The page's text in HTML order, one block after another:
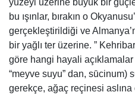
başta bir sıvı vardır. sıradan
reçine gibi, çam cinsine ait
üretilen ve yavaş yavaş
atalarımız da, bir ağacın
nedenle o ‘succinum’ ve
olduğunu bir harika ispat
ovuşturdu zaman çam gibi